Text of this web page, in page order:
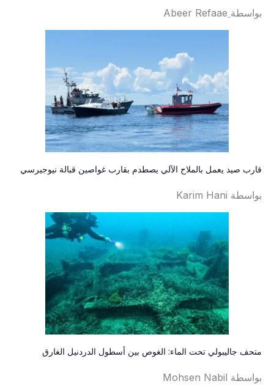
بواسطة ِAbeer Refaae
قارب صيد يعمل بالملاح الآلي يصطدم بقارب غواصين قبالة نيوجيرسي
بواسطة Karim Hani
متحف جاليبولي تحت الماء: الغوص بين أسطول الدردنيل الغارق
بواسطة Mohsen Nabil